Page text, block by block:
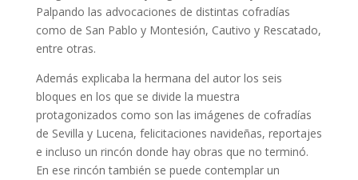
Palpando las advocaciones de distintas cofradías
como de San Pablo y Montesión, Cautivo y Rescatado,
entre otras.
Además explicaba la hermana del autor los seis
bloques en los que se divide la muestra
protagonizados como son las imágenes de cofradías
de Sevilla y Lucena, felicitaciones navideñas, reportajes
e incluso un rincón donde hay obras que no terminó.
En ese rincón también se puede contemplar un